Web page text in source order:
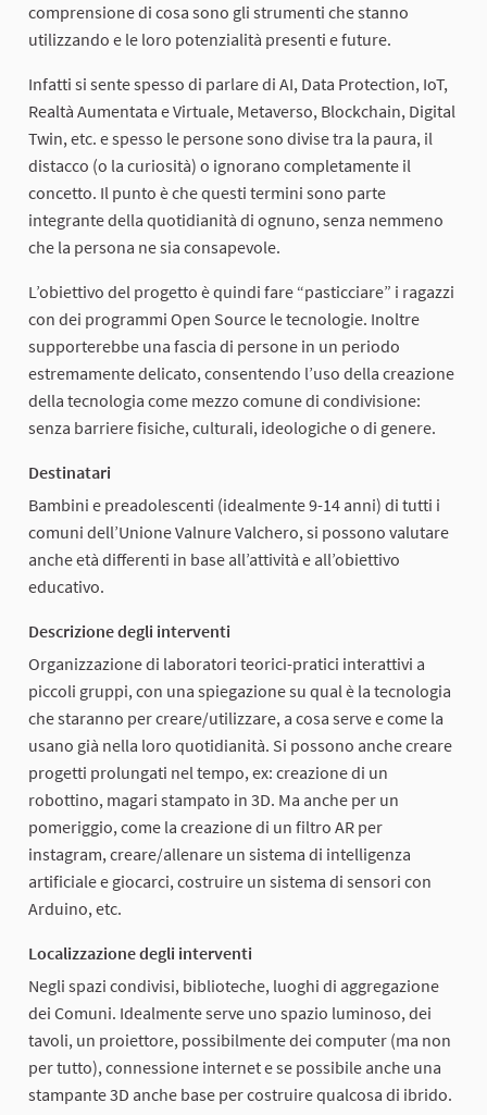
comprensione di cosa sono gli strumenti che stanno
utilizzando e le loro potenzialità presenti e future.
Infatti si sente spesso di parlare di AI, Data Protection, IoT,
Realtà Aumentata e Virtuale, Metaverso, Blockchain, Digital
Twin, etc. e spesso le persone sono divise tra la paura, il
distacco (o la curiosità) o ignorano completamente il
concetto. Il punto è che questi termini sono parte
integrante della quotidianità di ognuno, senza nemmeno
che la persona ne sia consapevole.
L’obiettivo del progetto è quindi fare “pasticciare” i ragazzi
con dei programmi Open Source le tecnologie. Inoltre
supporterebbe una fascia di persone in un periodo
estremamente delicato, consentendo l’uso della creazione
della tecnologia come mezzo comune di condivisione:
senza barriere fisiche, culturali, ideologiche o di genere.
Destinatari
Bambini e preadolescenti (idealmente 9-14 anni) di tutti i
comuni dell’Unione Valnure Valchero, si possono valutare
anche età differenti in base all’attività e all’obiettivo
educativo.
Descrizione degli interventi
Organizzazione di laboratori teorici-pratici interattivi a
piccoli gruppi, con una spiegazione su qual è la tecnologia
che staranno per creare/utilizzare, a cosa serve e come la
usano già nella loro quotidianità. Si possono anche creare
progetti prolungati nel tempo, ex: creazione di un
robottino, magari stampato in 3D. Ma anche per un
pomeriggio, come la creazione di un filtro AR per
instagram, creare/allenare un sistema di intelligenza
artificiale e giocarci, costruire un sistema di sensori con
Arduino, etc.
Localizzazione degli interventi
Negli spazi condivisi, biblioteche, luoghi di aggregazione
dei Comuni. Idealmente serve uno spazio luminoso, dei
tavoli, un proiettore, possibilmente dei computer (ma non
per tutto), connessione internet e se possibile anche una
stampante 3D anche base per costruire qualcosa di ibrido.